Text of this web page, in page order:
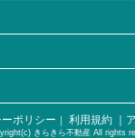
ポリシー ｜ 利用規約 ｜
きらきら不動産 All rights